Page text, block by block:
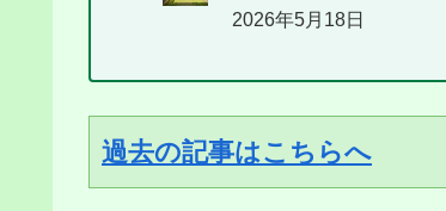
2026年5月18日
過去の記事はこちらへ